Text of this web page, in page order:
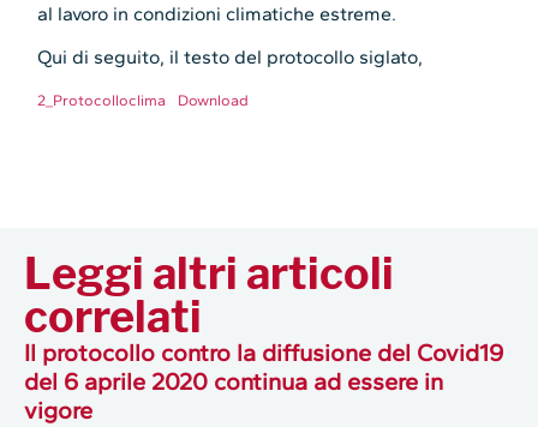
al lavoro in condizioni climatiche estreme.
Qui di seguito, il testo del protocollo siglato,
2_Protocolloclima Download
Leggi altri articoli
correlati
Il protocollo contro la diffusione del Covid19
del 6 aprile 2020 continua ad essere in
vigore